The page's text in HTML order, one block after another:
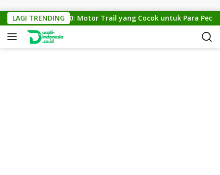
LAGI TRENDING
KTM Cross 150: Motor Trail yang Cocok untuk Para Pecinta